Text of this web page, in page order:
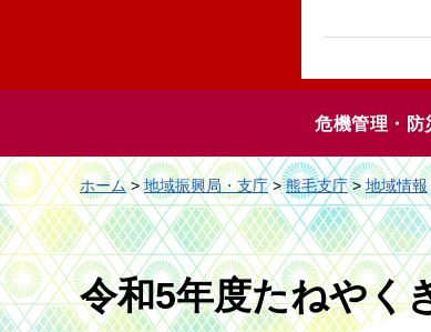
危機管理・防
ホーム>地域振興局・支庁>熊毛支庁>地域情報
令和5年度たねやく